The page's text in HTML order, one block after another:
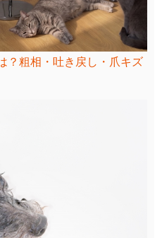
？粗相・吐き戻し・爪キズ